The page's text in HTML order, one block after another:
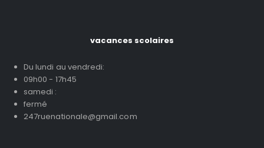
vacances scolaires
Du lundi au vendredi:
09h00 - 17h45
samedi :
fermé
247ruenationale@gmail.com